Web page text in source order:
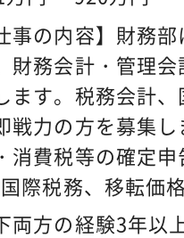
す。近年はM＆A
ア拡大や工業分
業の拡大に努め
造を持つ専門商
ています。さら
ト（AI）といっ
野へも積極的に
事の内容】財務
財務会計・管理
ます。税務会計
戦力の方を募集
消費税等の確定
際税務、移転価
の税務業務支援/
両方の経験3年以